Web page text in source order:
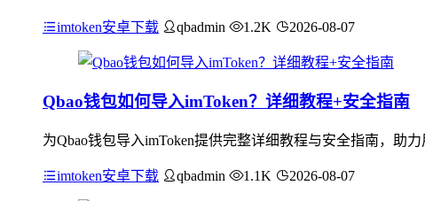
imtoken安卓下载 qbadmin 1.2K 2026-08-07
Qbao钱包如何导入imToken？详细教程+安全指南
为Qbao钱包导入imToken提供完整详细教程与安全指南，助
imtoken安卓下载 qbadmin 1.1K 2026-08-07